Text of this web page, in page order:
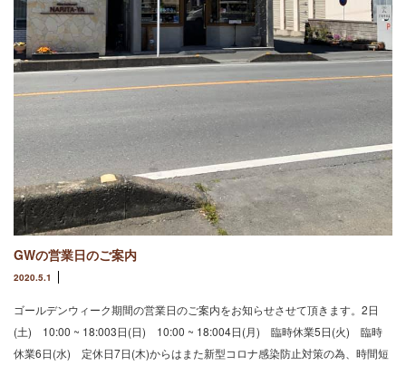
GWの営業日のご案内
2020.5.1
ゴールデンウィーク期間の営業日のご案内をお知らせさせて頂きます。2日
(土) 10:00 ~ 18:003日(日) 10:00 ~ 18:004日(月) 臨時休業5日(火) 臨時
休業6日(水) 定休日7日(木)からはまた新型コロナ感染防止対策の為、時間短